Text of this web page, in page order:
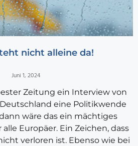
nicht alleine da!
Juni 1, 2024
Zeitung ein Interview von
eine Politik­wende
wäre das ein mächtiges
Europäer. Ein Zeichen, dass
verloren ist. Ebenso wie bei